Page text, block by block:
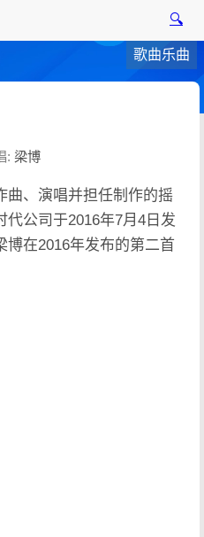
🔍
歌曲乐曲
: 梁博
曲、演唱并担任制作的摇
代公司于2016年7月4日发
博在2016年发布的第二首